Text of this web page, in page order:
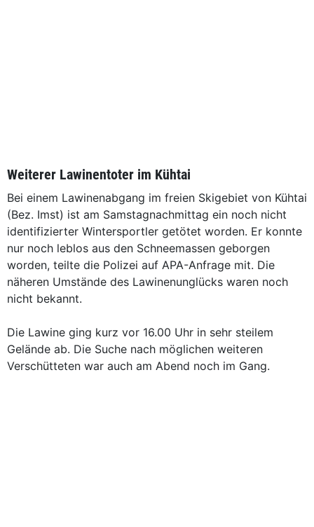
Weiterer Lawinentoter im Kühtai
Bei einem Lawinenabgang im freien Skigebiet von Kühtai
(Bez. Imst) ist am Samstagnachmittag ein noch nicht
identifizierter Wintersportler getötet worden. Er konnte
nur noch leblos aus den Schneemassen geborgen
worden, teilte die Polizei auf APA-Anfrage mit. Die
näheren Umstände des Lawinenunglücks waren noch
nicht bekannt.
Die Lawine ging kurz vor 16.00 Uhr in sehr steilem
Gelände ab. Die Suche nach möglichen weiteren
Verschütteten war auch am Abend noch im Gang.